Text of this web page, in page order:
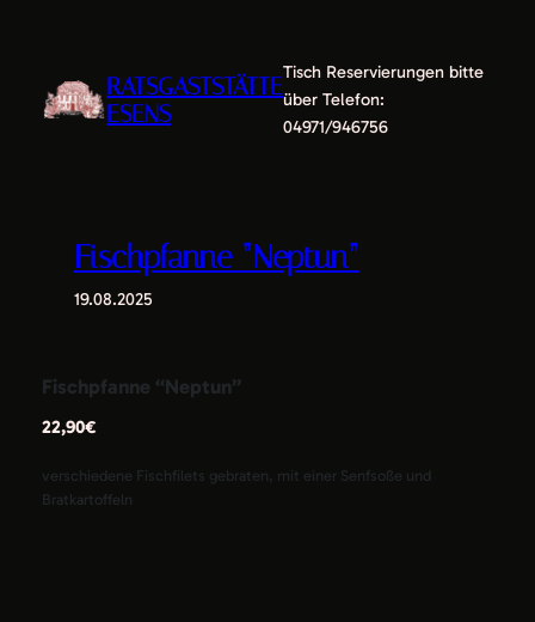
springen
RATSGASTSTÄTTE
ESENS
Tisch Reservierungen bitte
über Telefon:
04971/946756
Fischpfanne “Neptun”
19.08.2025
Fischpfanne “Neptun”
22,90€
verschiedene Fischfilets gebraten, mit einer Senfsoße und
Bratkartoffeln